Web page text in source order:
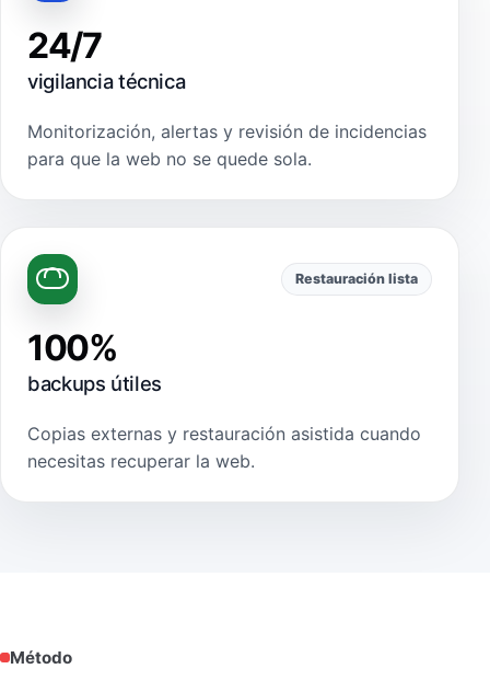
24/7
vigilancia técnica
Monitorización, alertas y revisión de incidencias
para que la web no se quede sola.
Restauración lista
100%
backups útiles
Copias externas y restauración asistida cuando
necesitas recuperar la web.
Método